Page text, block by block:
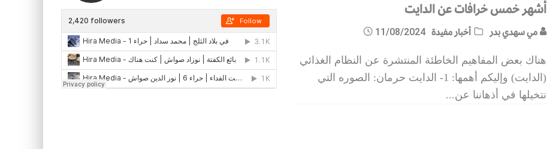
أشهر خمس خرافات عن الدايت
مي سهدي بدر أخبار مفيدة 11/08/2024
هناك بعض المفاهيم الخاطئة المنتشرة عن النظام الغذائي
(الدايت) وإليكم أهمها: 1- الدايت حرمان: الصوره التي
نتخيلها في أذهاننا عن...